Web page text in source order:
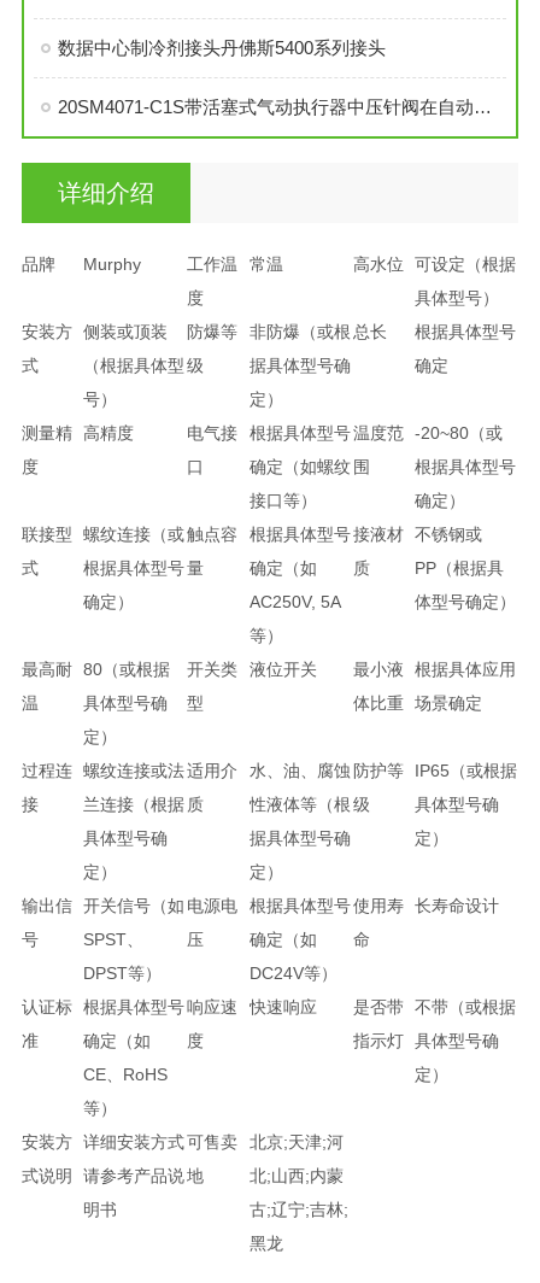
数据中心制冷剂接头丹佛斯5400系列接头
20SM4071-C1S带活塞式气动执行器中压针阀在自动化系统中的角色与功能
详细介绍
品牌 Murphy
工作温
度
常温 高水位
可设定（根据
具体型号）
安装方
式
侧装或顶装
（根据具体型
号）
防爆等
级
非防爆（或根
据具体型号确
定）
总长
根据具体型号
确定
测量精
度
高精度
电气接
口
根据具体型号
确定（如螺纹
接口等）
温度范
围
-20~80（或
根据具体型号
确定）
联接型
式
螺纹连接（或
根据具体型号
确定）
触点容
量
根据具体型号
确定（如
AC250V, 5A
等）
接液材
质
不锈钢或
PP（根据具
体型号确定）
最高耐
温
80（或根据
具体型号确
定）
开关类
型
液位开关
最小液
体比重
根据具体应用
场景确定
过程连
接
螺纹连接或法
兰连接（根据
具体型号确
定）
适用介
质
水、油、腐蚀
性液体等（根
据具体型号确
定）
防护等
级
IP65（或根据
具体型号确
定）
输出信
号
开关信号（如
SPST、
DPST等）
电源电
压
根据具体型号
确定（如
DC24V等）
使用寿
命
长寿命设计
认证标
准
根据具体型号
确定（如
CE、RoHS
等）
响应速
度
快速响应
是否带
指示灯
不带（或根据
具体型号确
定）
安装方
式说明
详细安装方式
请参考产品说
明书
可售卖
地
北京;天津;河
北;山西;内蒙
古;辽宁;吉林;
黑龙